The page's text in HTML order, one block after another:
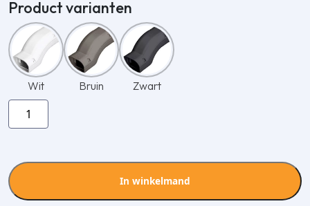
Product varianten
Wit Bruin
Zwart
Inaba
Denko
I
knik
In winkelmand